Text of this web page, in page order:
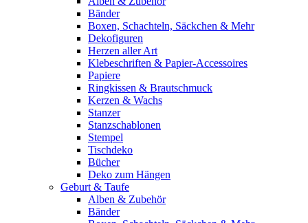
Bänder
Boxen, Schachteln, Säckchen & Mehr
Dekofiguren
Herzen aller Art
Klebeschriften & Papier-Accessoires
Papiere
Ringkissen & Brautschmuck
Kerzen & Wachs
Stanzer
Stanzschablonen
Stempel
Tischdeko
Bücher
Deko zum Hängen
Geburt & Taufe
Alben & Zubehör
Bänder